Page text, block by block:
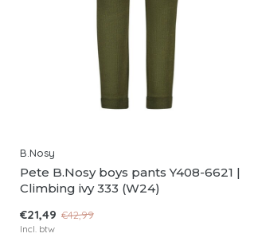
B.Nosy
Pete B.Nosy boys pants Y408-6621 |
Climbing ivy 333 (W24)
€21,49 €42,99
Incl. btw